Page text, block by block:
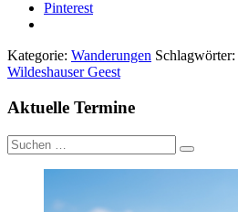
Pinterest
Kategorie: Wanderungen Schlagwörter:
Wildeshauser Geest
Aktuelle Termine
Suche
nach: